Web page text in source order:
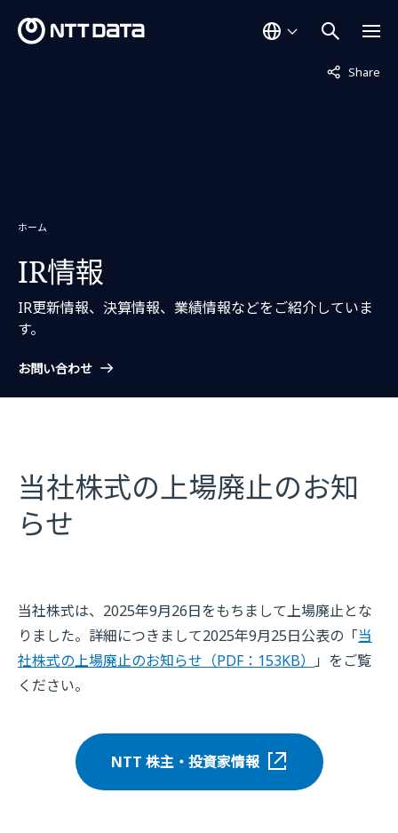
Share
非表示中
ホーム
IR情報
IR更新情報、決算情報、業績情報などをご紹介していま
す。
お問い合わせ
当社株式の上場廃止のお知
らせ
当社株式は、2025年9月26日をもちまして上場廃止とな
りました。詳細につきまして2025年9月25日公表の「当
社株式の上場廃止のお知らせ（PDF：153KB）
」をご覧
ください。
NTT 株主・投資家情報